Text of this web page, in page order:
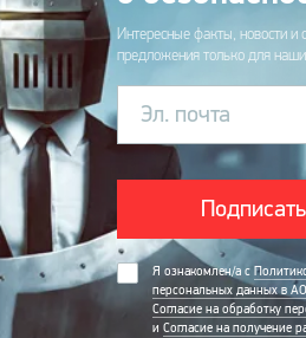
Интересные факты, новости и
предложения только для
Эл. почта
Я ознакомлен/а с
персональных данных в
Согласие на обработку
и Согласие на получение